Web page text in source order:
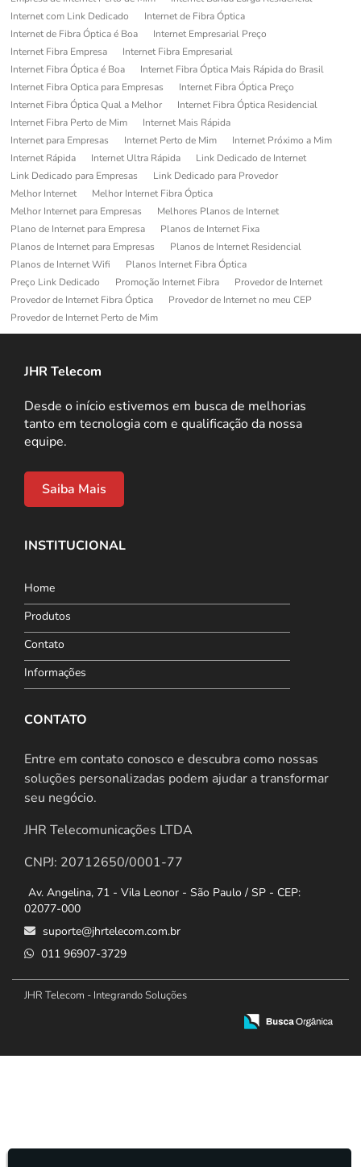
Internet com Link Dedicado
Internet de Fibra Óptica
Internet de Fibra Óptica é Boa
Internet Empresarial Preço
Internet Fibra Empresa
Internet Fibra Empresarial
Internet Fibra Óptica é Boa
Internet Fibra Óptica Mais Rápida do Brasil
Internet Fibra Optica para Empresas
Internet Fibra Óptica Preço
Internet Fibra Óptica Qual a Melhor
Internet Fibra Óptica Residencial
Internet Fibra Perto de Mim
Internet Mais Rápida
Internet para Empresas
Internet Perto de Mim
Internet Próximo a Mim
Internet Rápida
Internet Ultra Rápida
Link Dedicado de Internet
Link Dedicado para Empresas
Link Dedicado para Provedor
Melhor Internet
Melhor Internet Fibra Óptica
Melhor Internet para Empresas
Melhores Planos de Internet
Plano de Internet para Empresa
Planos de Internet Fixa
Planos de Internet para Empresas
Planos de Internet Residencial
Planos de Internet Wifi
Planos Internet Fibra Óptica
Preço Link Dedicado
Promoção Internet Fibra
Provedor de Internet
Provedor de Internet Fibra Óptica
Provedor de Internet no meu CEP
Provedor de Internet Perto de Mim
JHR Telecom
Desde o início estivemos em busca de melhorias
tanto em tecnologia com e qualificação da nossa
equipe.
Saiba Mais
INSTITUCIONAL
Home
Produtos
Contato
Informações
CONTATO
Entre em contato conosco e descubra como nossas
soluções personalizadas podem ajudar a transformar
seu negócio.
JHR Telecomunicações LTDA
CNPJ: 20712650/0001-77
Av. Angelina, 71 - Vila Leonor - São Paulo / SP - CEP:
02077-000
suporte@jhrtelecom.com.br
011 96907-3729
JHR Telecom - Integrando Soluções